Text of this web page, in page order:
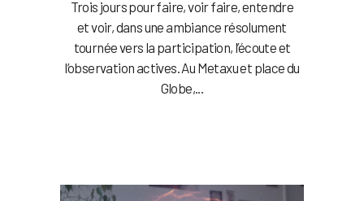
Trois jours pour faire, voir faire, entendre
et voir, dans une ambiance résolument
tournée vers la participation, l’écoute et
l’observation actives. Au Metaxu et place du
Globe,...